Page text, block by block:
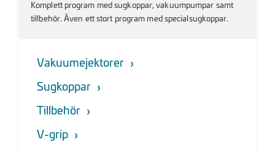
Komplett program med sugkoppar, vakuumpumpar samt
tillbehör. Även ett stort program med specialsugkoppar.
Vakuumejektorer
Sugkoppar
Tillbehör
V-grip